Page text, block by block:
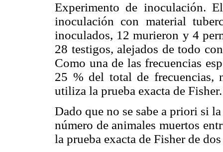
Experimento de inoculación.
inoculación con material
inoculados, 12 murieron y 4
28 testigos, alejados de todo
Como una de las frecuencias
25 % del total de frecuencias,
utiliza la prueba exacta de
Dado que no se sabe a priori si
número de animales muertos
la prueba exacta de Fisher de